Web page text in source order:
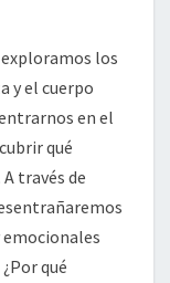
los
y el cuerpo
en el
qué
A través de
qué